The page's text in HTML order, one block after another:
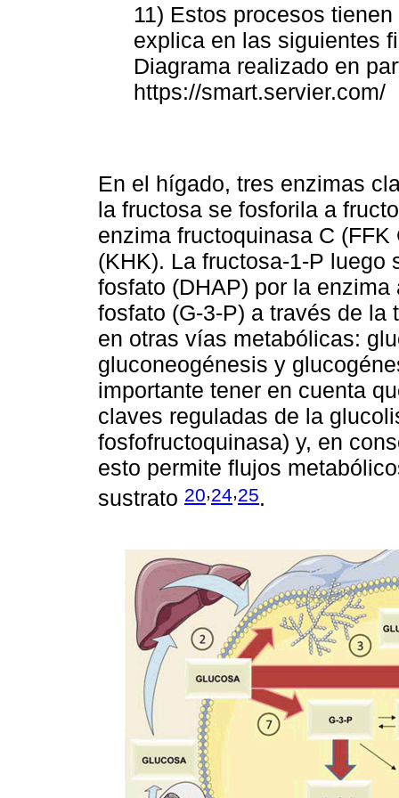
11) Estos procesos
explica en las siguientes
Diagrama realizado en
https://smart.servier.com/
En el hígado, tres enzimas
la fructosa se fosforila a
enzima fructoquinasa C
(KHK). La fructosa-1-P luego
fosfato (DHAP) por la
fosfato (G-3-P) a través de
en otras vías metabólicas:
gluconeogénesis y
importante tener en cuenta
claves reguladas de la
fosfofructoquinasa) y, en
esto permite flujos
sustrato 20,24,25.